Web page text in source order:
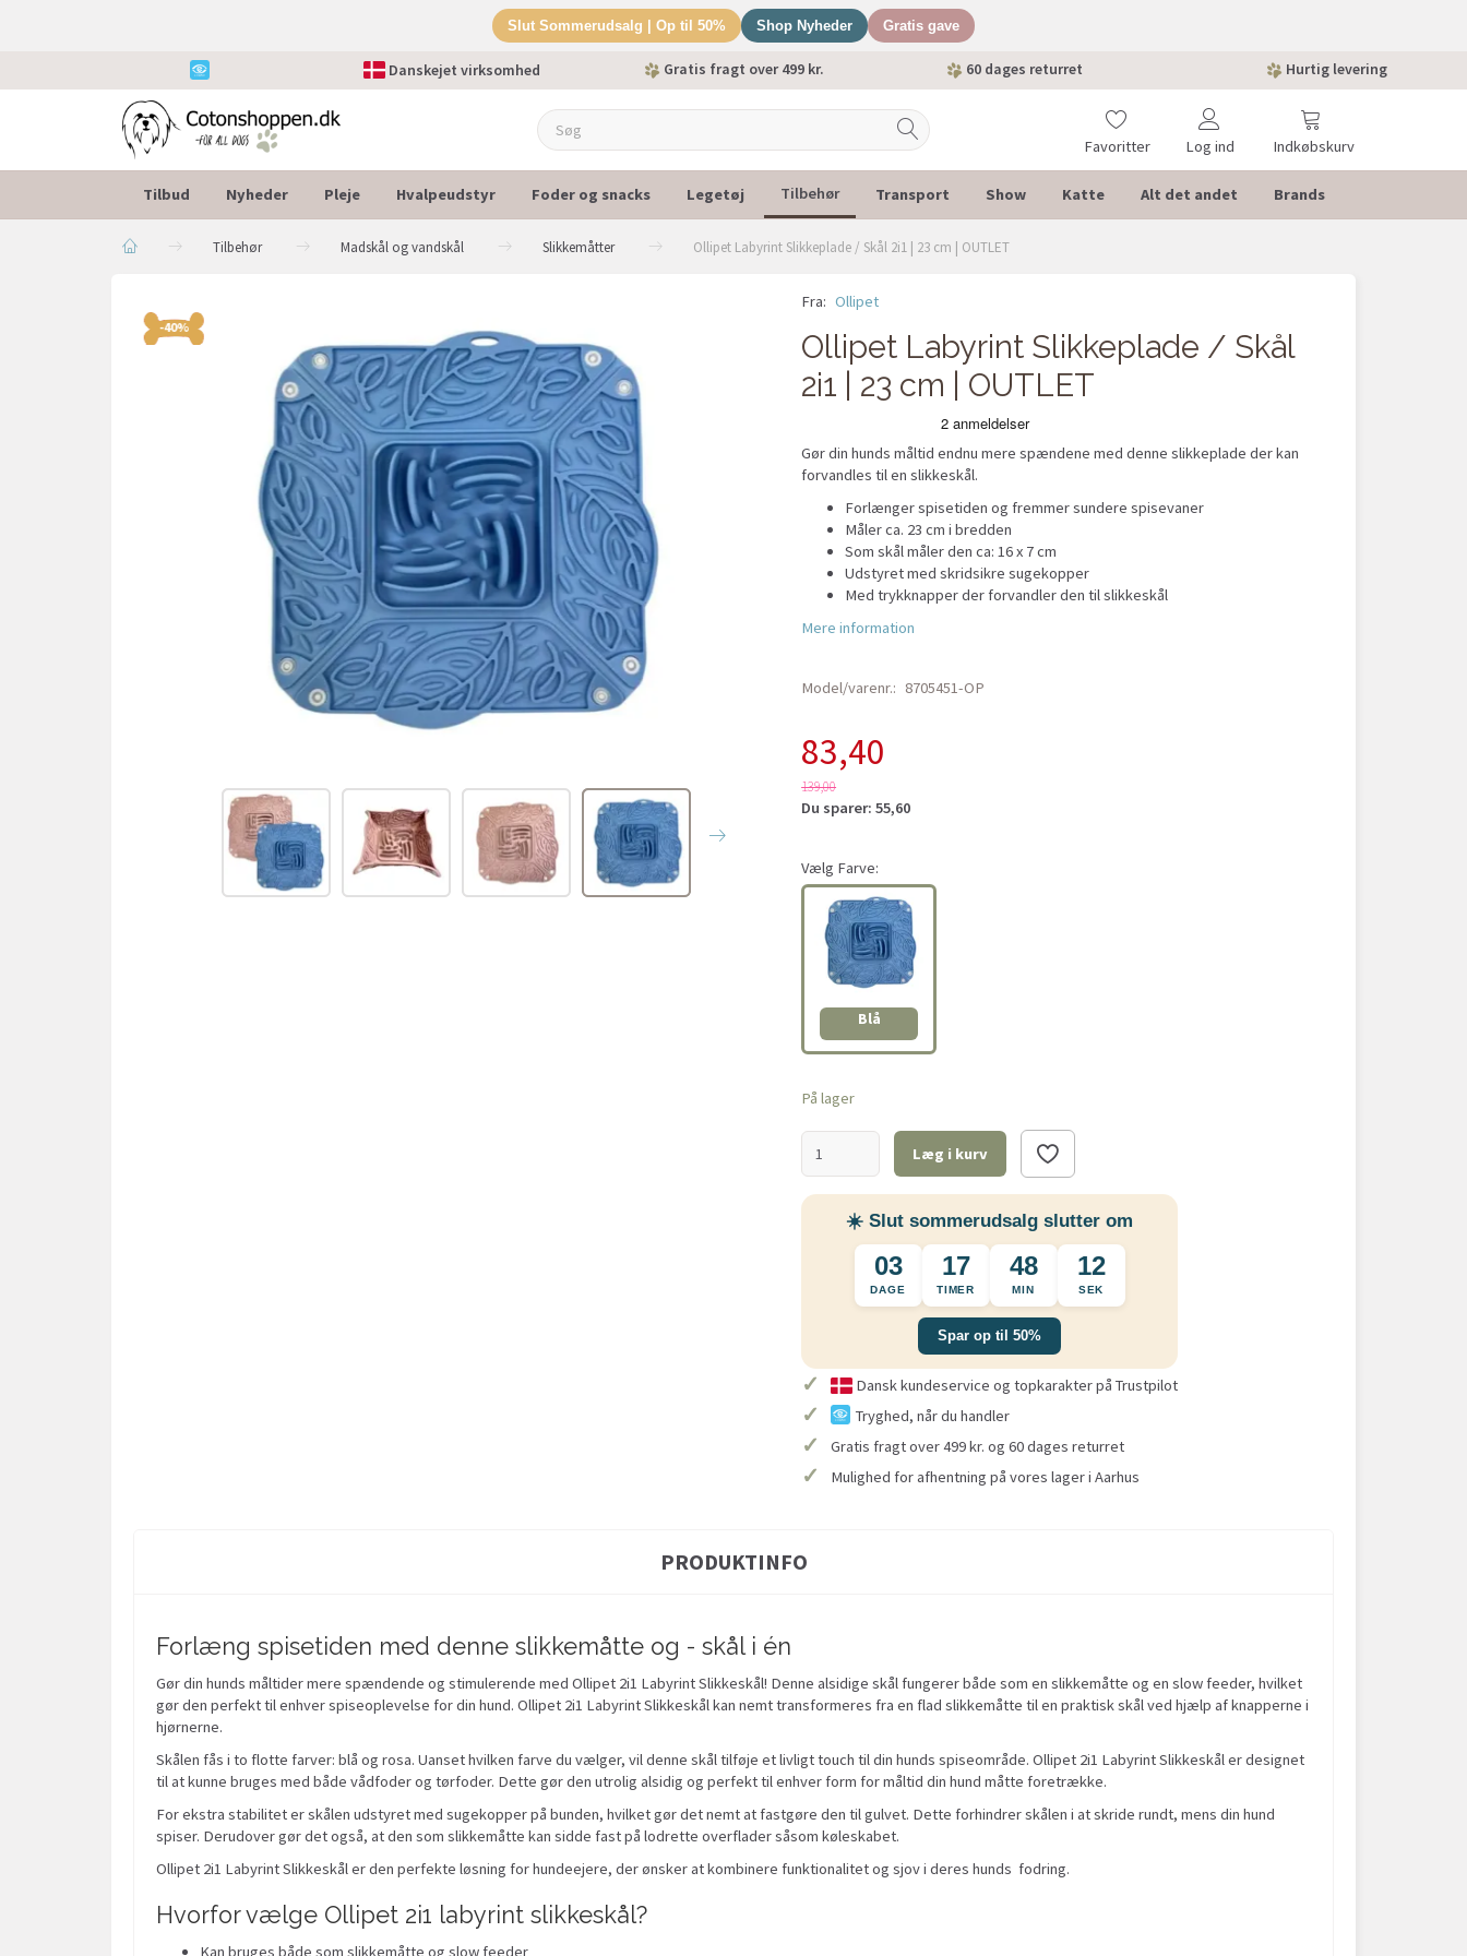
Slut Sommerudsalg | Op til 50% Shop Nyheder Gratis gave
Danskejet virksomhed Gratis fragt over 499 kr. 60 dages returret Hurtig levering
Indkøbskurv
Favoritter Log ind
Tilbud Nyheder Pleje Hvalpeudstyr Foder og snacks Legetøj Tilbehør Transport Show Katte Alt det andet Brands
Tilbehør Madskål og vandskål Slikkemåtter Ollipet Labyrint Slikkeplade / Skål 2i1 | 23 cm | OUTLET
-40%
Fra: Ollipet
Ollipet Labyrint Slikkeplade / Skål
2i1 | 23 cm | OUTLET
Gør din hunds måltid endnu mere spændene med denne slikkeplade der kan
forvandles til en slikkeskål.
Forlænger spisetiden og fremmer sundere spisevaner
Måler ca. 23 cm i bredden
Som skål måler den ca: 16 x 7 cm
Udstyret med skridsikre sugekopper
Med trykknapper der forvandler den til slikkeskål
Mere information
Model/varenr.: 8705451-OP
83,40
139,00
Du sparer:55,60
Vælg Farve:
Blå
På lager
Læg i kurv
☀️ Slut sommerudsalg slutter om
03
DAGE
17
TIMER
48
MIN
11
SEK
Spar op til 50%
✓ Dansk kundeservice og topkarakter på Trustpilot
✓ Tryghed, når du handler
✓ Gratis fragt over 499 kr. og 60 dages returret
✓ Mulighed for afhentning på vores lager i Aarhus
PRODUKTINFO
Forlæng spisetiden med denne slikkemåtte og - skål i én
Gør din hunds måltider mere spændende og stimulerende med Ollipet 2i1 Labyrint Slikkeskål! Denne alsidige skål fungerer både som en slikkemåtte og en slow feeder, hvilket
gør den perfekt til enhver spiseoplevelse for din hund. Ollipet 2i1 Labyrint Slikkeskål kan nemt transformeres fra en flad slikkemåtte til en praktisk skål ved hjælp af knapperne i
hjørnerne.
Skålen fås i to flotte farver: blå og rosa. Uanset hvilken farve du vælger, vil denne skål tilføje et livligt touch til din hunds spiseområde. Ollipet 2i1 Labyrint Slikkeskål er designet
til at kunne bruges med både vådfoder og tørfoder. Dette gør den utrolig alsidig og perfekt til enhver form for måltid din hund måtte foretrække.
For ekstra stabilitet er skålen udstyret med sugekopper på bunden, hvilket gør det nemt at fastgøre den til gulvet. Dette forhindrer skålen i at skride rundt, mens din hund
spiser. Derudover gør det også, at den som slikkemåtte kan sidde fast på lodrette overflader såsom køleskabet.
Ollipet 2i1 Labyrint Slikkeskål er den perfekte løsning for hundeejere, der ønsker at kombinere funktionalitet og sjov i deres hunds fodring.
Hvorfor vælge Ollipet 2i1 labyrint slikkeskål?
Kan bruges både som slikkemåtte og slow feeder